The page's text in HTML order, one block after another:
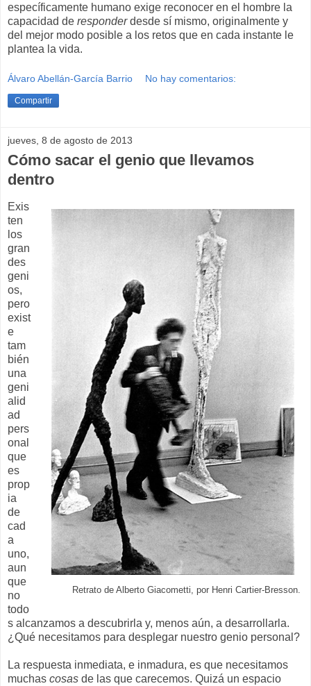
específicamente humano exige reconocer en el hombre la
capacidad de responderdesde sí mismo, originalmente y
del mejor modo posible a los retos que en cada instante le
plantea la vida.
Álvaro Abellán-García Barrio No hay comentarios:
Compartir
jueves, 8 de agosto de 2013
Cómo sacar el genio que llevamos
dentro
Retrato de Alberto Giacometti, por Henri Cartier-Bresson.
Exis
ten
los
gran
des
geni
os,
pero
exist
e
tam
bién
una
geni
alid
ad
pers
onal
que
es
prop
ia
de
cad
a
uno,
aun
que
no
todo
s alcanzamos a descubrirla y, menos aún, a desarrollarla.
¿Qué necesitamos para desplegar nuestro genio personal?
La respuesta inmediata, e inmadura, es que necesitamos
muchas cosas de las que carecemos. Quizá un espacio